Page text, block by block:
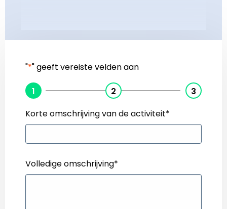
"*" geeft vereiste velden aan
1 2
3
Korte omschrijving van de activiteit*
Volledige omschrijving*